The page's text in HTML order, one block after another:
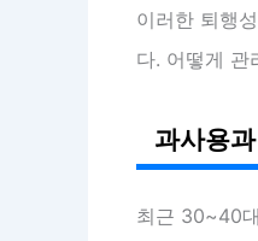
이러한 퇴행
다. 어떻게 관
과사용
최근 30~40